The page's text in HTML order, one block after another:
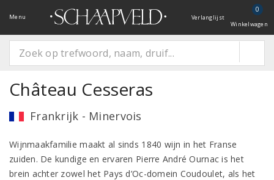
Menu Verlanglijst
0
Winkelwagen
Château Cesseras
Frankrijk - Minervois
Wijnmaakfamilie maakt al sinds 1840 wijn in het Franse
zuiden. De kundige en ervaren Pierre André Ournac is het
brein achter zowel het Pays d’Oc-domein Coudoulet, als het